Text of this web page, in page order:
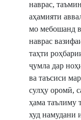
наврас,
аҳамияти
мо мебошанд
наврас
таҳти
ҷумла дар
ва таъсиси
сулҳу оромӣ,
ҳама таълиму
худ намудани